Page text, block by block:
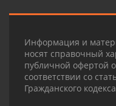
Информация и
носят справочный
публичной офертой
соответствии со
Гражданского